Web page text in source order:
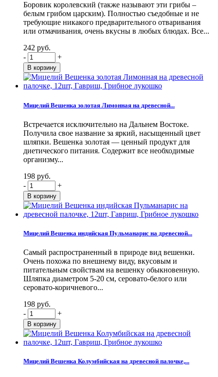
Боровик королевский (также называют эти грибы –
белым грибом царским). Полностью съедобные и не
требующие никакого предварительного отваривания
или отмачивания, очень вкусны в любых блюдах. Все...
242 руб.
-
+
Мицелий Вешенка золотая Лимонная на древесной...
Встречается исключительно на Дальнем Востоке.
Получила свое название за яркий, насыщенный цвет
шляпки. Вешенка золотая — ценный продукт для
диетического питания. Содержит все необходимые
организму...
198 руб.
-
+
Мицелий Вешенка индийская Пульманарис на древесной...
Самый распространенный в природе вид вешенки.
Очень похожа по внешнему виду, вкусовым и
питательным свойствам на вешенку обыкновенную.
Шляпка диаметром 5-20 см, серовато-белого или
серовато-коричневого...
198 руб.
-
+
Мицелий Вешенка Колумбийская на древесной палочке,...